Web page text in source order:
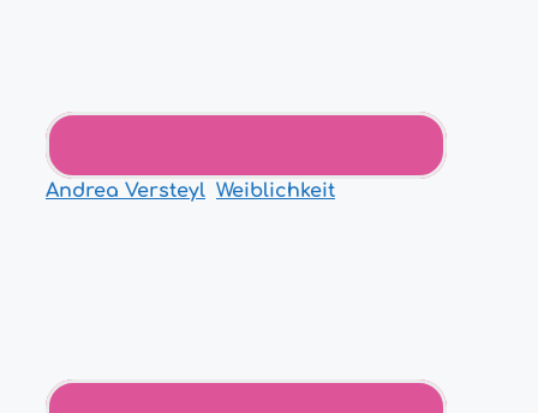
Andrea Versteyl Weiblichkeit